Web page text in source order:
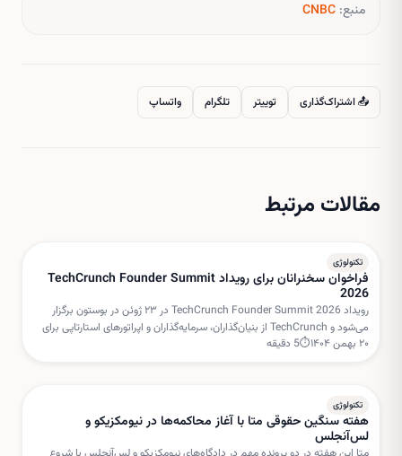
منبع: CNBC
📤 اشتراک‌گذاری توییتر تلگرام واتساپ
مقالات مرتبط
تکنولوژی
فراخوان سخنرانان برای رویداد TechCrunch Founder Summit
2026
رویداد TechCrunch Founder Summit 2026 در ۲۳ ژوئن در بوستون برگزار
می‌شود و TechCrunch از بنیان‌گذاران، سرمایه‌گذاران و اپراتورهای استارتاپی برای
هدایت میزگردهای تعاملی دعوت کرده است.
۲۰ بهمن ۱۴۰۴ ⏱
5 دقیقه
تکنولوژی
هفته سنگین حقوقی متا با آغاز محاکمه‌ها در نیومکزیکو و
لس‌آنجلس